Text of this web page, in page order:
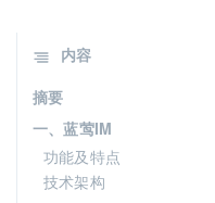
内容
摘要
一、蓝莺IM
功能及特点
技术架构